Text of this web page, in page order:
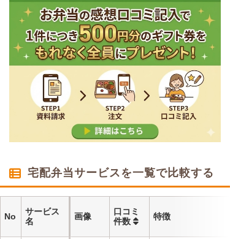
宅配弁当サービスを一覧で比較する
No
サービス
名
画像
口コミ
件数
特徴